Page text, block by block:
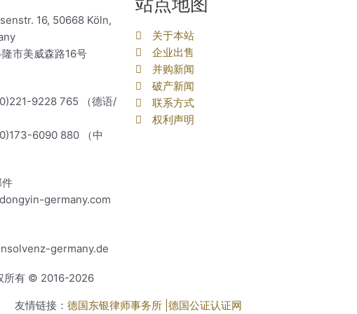
16, 50668 Köln,
市美威森路16号
9228 765 （德语/
6090 880 （中
件
germany.com
germany.de
关于本站
企业出售
并购新闻
破产新闻
联系方式
权利声明
所有 © 2016-2026
友情链接： 德国东银律师事务所 | 德国公证认证网